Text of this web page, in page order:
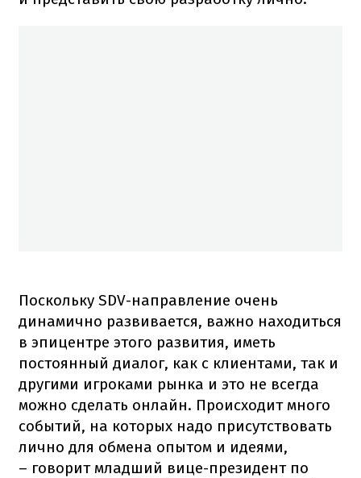
Поскольку SDV-направление очень
динамично развивается, важно находиться
в эпицентре этого развития, иметь
постоянный диалог, как с клиентами, так и
другими игроками рынка и это не всегда
можно сделать онлайн. Происходит много
событий, на которых надо присутствовать
лично для обмена опытом и идеями,
– говорит младший вице-президент по